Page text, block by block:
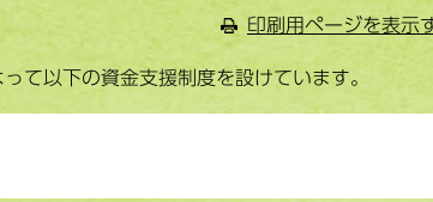
印刷用ページを表示
て以下の資金支援制度を設けています。